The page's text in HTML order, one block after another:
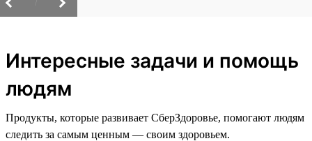
Интересные задачи и помощь
людям
Продукты, которые развивает СберЗдоровье, помогают людям
следить за самым ценным — своим здоровьем.